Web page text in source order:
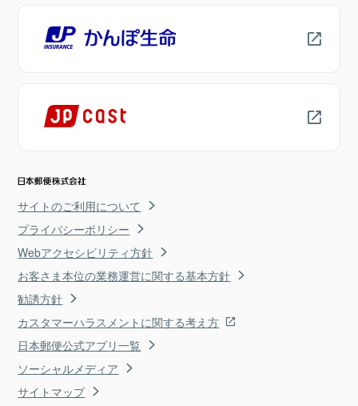
サイトのご利用について
プライバシーポリシー
Webアクセシビリティ方針
お客さま本位の業務運営に関する基本方針
勧誘方針
カスタマーハラスメントに関する考え方
日本郵便公式アプリ一覧
ソーシャルメディア
サイトマップ